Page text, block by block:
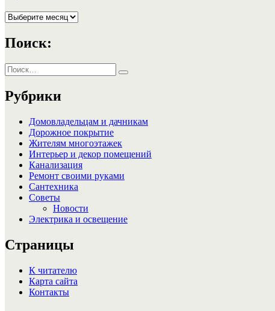
Архивы
Поиск:
Искать:
Поиск
Рубрики
Домовладельцам и дачникам
Дорожное покрытие
Жителям многоэтажек
Интерьер и декор помещений
Канализация
Ремонт своими руками
Сантехника
Советы
Новости
Электрика и освещение
Страницы
К читателю
Карта сайта
Контакты